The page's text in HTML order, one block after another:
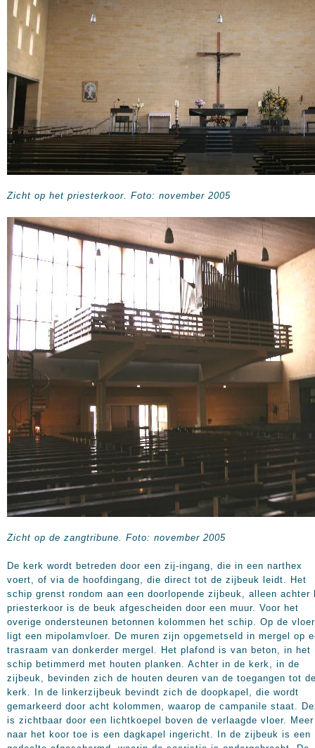
Zicht op het priesterkoor. Foto: november 2005
Zicht op de zangtribune. Foto: november 2005
De kerk wordt betreden door een zij-ingang, die in een narthex
voert, of via de hoofdingang, die direct tot de zijbeuk leidt. Het
schip grenst rondom aan een doorlopende zijbeuk, alleen achter
priesterkoor is de beuk afgescheiden door een muur. Voor het
overige ondersteunen betonnen kolommen het schip. Op de vloer
ligt een mipolamvloer. De muren zijn opgemetseld in mergel op
trasraam van donkerder mergel. Het plafond is van beton, in het
schip betimmerd met houten planken. Achter in de kerk, in de
zijbeuk, bevinden zich de houten deuren van de toegangen tot
kerk. In de linkerzijbeuk bevindt zich de doopkapel, die wordt
gemarkeerd door acht kolommen, waarop de campanile staat.
is zichtbaar door een lichtkoepel boven de verlaagde vloer. Meer
naar het koor toe is een dagkapel ingericht. In de zijbeuk is een